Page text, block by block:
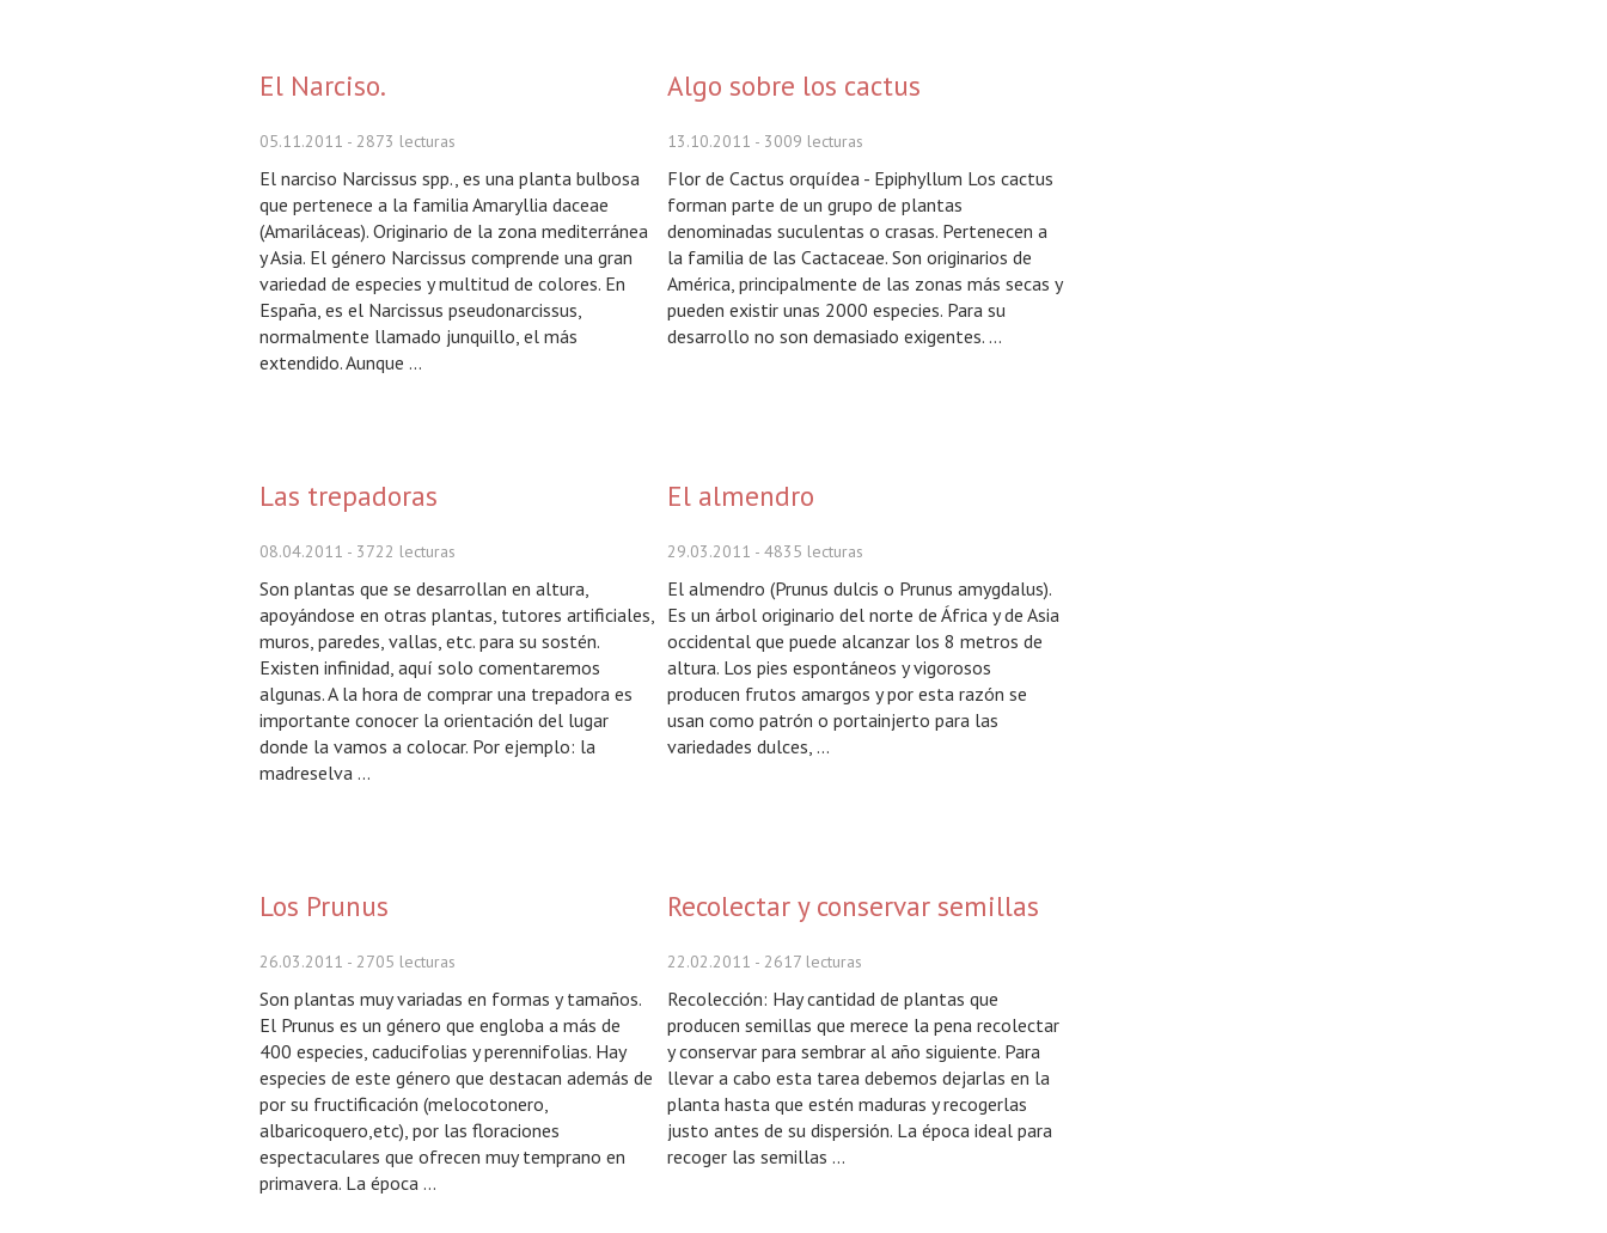
El Narciso.
05.11.2011 - 2873 lecturas
El narciso Narcissus spp., es una planta bulbosa
que pertenece a la familia Amaryllia daceae
(Amariláceas). Originario de la zona mediterránea
y Asia. El género Narcissus comprende una gran
variedad de especies y multitud de colores. En
España, es el Narcissus pseudonarcissus,
normalmente llamado junquillo, el más
extendido. Aunque ...
Algo sobre los cactus
13.10.2011 - 3009 lecturas
Flor de Cactus orquídea - Epiphyllum Los cactus
forman parte de un grupo de plantas
denominadas suculentas o crasas. Pertenecen a
la familia de las Cactaceae. Son originarios de
América, principalmente de las zonas más secas y
pueden existir unas 2000 especies. Para su
desarrollo no son demasiado exigentes. ...
Las trepadoras
08.04.2011 - 3722 lecturas
Son plantas que se desarrollan en altura,
apoyándose en otras plantas, tutores artificiales,
muros, paredes, vallas, etc. para su sostén.
Existen infinidad, aquí solo comentaremos
algunas. A la hora de comprar una trepadora es
importante conocer la orientación del lugar
donde la vamos a colocar. Por ejemplo: la
madreselva ...
El almendro
29.03.2011 - 4835 lecturas
El almendro (Prunus dulcis o Prunus amygdalus).
Es un árbol originario del norte de África y de Asia
occidental que puede alcanzar los 8 metros de
altura. Los pies espontáneos y vigorosos
producen frutos amargos y por esta razón se
usan como patrón o portainjerto para las
variedades dulces, ...
Los Prunus
26.03.2011 - 2705 lecturas
Son plantas muy variadas en formas y tamaños.
El Prunus es un género que engloba a más de
400 especies, caducifolias y perennifolias. Hay
especies de este género que destacan además de
por su fructificación (melocotonero,
albaricoquero,etc), por las floraciones
espectaculares que ofrecen muy temprano en
primavera. La época ...
Recolectar y conservar semillas
22.02.2011 - 2617 lecturas
Recolección: Hay cantidad de plantas que
producen semillas que merece la pena recolectar
y conservar para sembrar al año siguiente. Para
llevar a cabo esta tarea debemos dejarlas en la
planta hasta que estén maduras y recogerlas
justo antes de su dispersión. La época ideal para
recoger las semillas ...